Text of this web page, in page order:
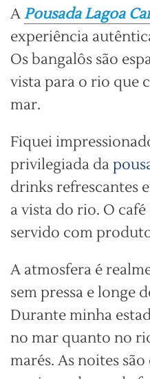
APousada Lagoa
experiência
Os bangalôs são
vista para o rio que
mar.
Fiquei
privilegiada da
drinks refrescantes
a vista do rio. O
servido com
A atmosfera é
sem pressa e longe
Durante minha
no mar quanto no
marés. As noites